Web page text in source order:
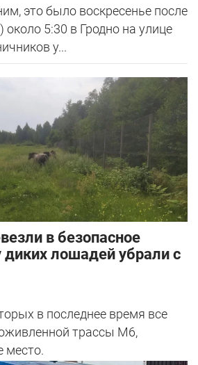
это было воскресенье после
около 5:30 в Гродно на улице
у...
в безопасное
лошадей убрали с
в последнее время все
трассы М6,
место.